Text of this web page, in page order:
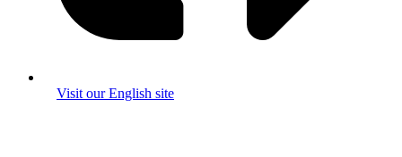
Visit our English site